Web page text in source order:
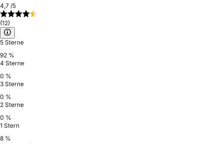
4,7 /5
(12)
5 Sterne
92 %
4 Sterne
0 %
3 Sterne
0 %
2 Sterne
0 %
1 Stern
8 %